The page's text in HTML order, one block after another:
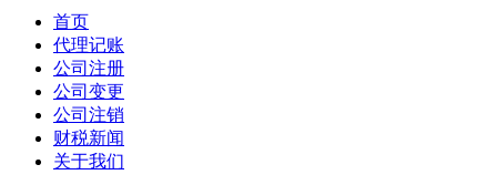
首页
代理记账
公司注册
公司变更
公司注销
财税新闻
关于我们